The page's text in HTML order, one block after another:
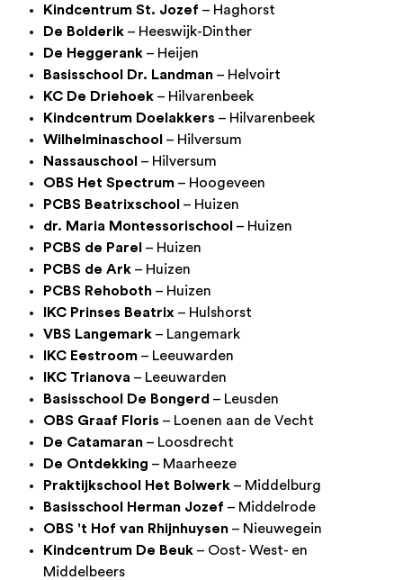
Kindcentrum St. Jozef – Haghorst
De Bolderik – Heeswijk-Dinther
De Heggerank – Heijen
Basisschool Dr. Landman – Helvoirt
KC De Driehoek – Hilvarenbeek
Kindcentrum Doelakkers – Hilvarenbeek
Wilhelminaschool – Hilversum
Nassauschool – Hilversum
OBS Het Spectrum – Hoogeveen
PCBS Beatrixschool – Huizen
dr. Maria Montessorischool – Huizen
PCBS de Parel – Huizen
PCBS de Ark – Huizen
PCBS Rehoboth – Huizen
IKC Prinses Beatrix – Hulshorst
VBS Langemark – Langemark
IKC Eestroom – Leeuwarden
IKC Trianova – Leeuwarden
Basisschool De Bongerd – Leusden
OBS Graaf Floris – Loenen aan de Vecht
De Catamaran – Loosdrecht
De Ontdekking – Maarheeze
Praktijkschool Het Bolwerk – Middelburg
Basisschool Herman Jozef – Middelrode
OBS 't Hof van Rhijnhuysen – Nieuwegein
Kindcentrum De Beuk – Oost- West- en
Middelbeers